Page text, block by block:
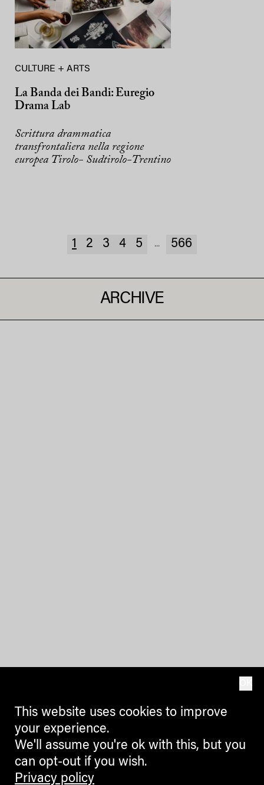
CULTURE + ARTS
La Banda dei Bandi: Euregio
Drama Lab
Scrittura drammatica
transfrontaliera nella regione
europea Tirolo- Sudtirolo-Trentino
1 2 3 4 5 ... 566
ARCHIVE
This website uses cookies to improve
your experience.
We'll assume you're ok with this, but you
can opt-out if you wish.
Privacy policy